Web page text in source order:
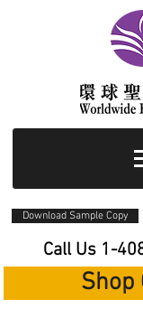
Download Sample Copy
Call Us 1-
Shop